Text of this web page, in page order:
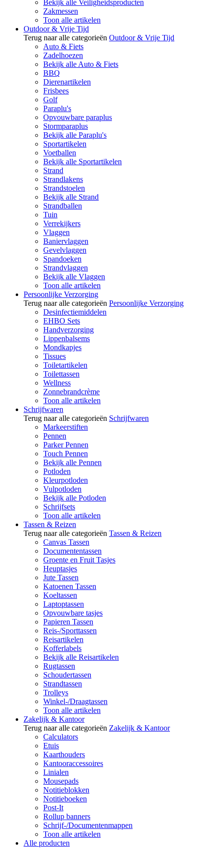
Bekijk alle Veiligheidsproducten
Zakmessen
Toon alle artikelen
Outdoor & Vrije Tijd
Terug naar alle categorieën Outdoor & Vrije Tijd
Auto & Fiets
Zadelhoezen
Bekijk alle Auto & Fiets
BBQ
Dierenartikelen
Frisbees
Golf
Paraplu's
Opvouwbare paraplus
Stormparaplus
Bekijk alle Paraplu's
Sportartikelen
Voetballen
Bekijk alle Sportartikelen
Strand
Strandlakens
Strandstoelen
Bekijk alle Strand
Strandballen
Tuin
Verrekijkers
Vlaggen
Baniervlaggen
Gevelvlaggen
Spandoeken
Strandvlaggen
Bekijk alle Vlaggen
Toon alle artikelen
Persoonlijke Verzorging
Terug naar alle categorieën Persoonlijke Verzorging
Desinfectiemiddelen
EHBO Sets
Handverzorging
Lippenbalsems
Mondkapjes
Tissues
Toiletartikelen
Toilettassen
Wellness
Zonnebrandcrème
Toon alle artikelen
Schrijfwaren
Terug naar alle categorieën Schrijfwaren
Markeerstiften
Pennen
Parker Pennen
Touch Pennen
Bekijk alle Pennen
Potloden
Kleurpotloden
Vulpotloden
Bekijk alle Potloden
Schrijfsets
Toon alle artikelen
Tassen & Reizen
Terug naar alle categorieën Tassen & Reizen
Canvas Tassen
Documententassen
Groente en Fruit Tasjes
Heuptasjes
Jute Tassen
Katoenen Tassen
Koeltassen
Laptoptassen
Opvouwbare tasjes
Papieren Tassen
Reis-/Sporttassen
Reisartikelen
Kofferlabels
Bekijk alle Reisartikelen
Rugtassen
Schoudertassen
Strandtassen
Trolleys
Winkel-/Draagtassen
Toon alle artikelen
Zakelijk & Kantoor
Terug naar alle categorieën Zakelijk & Kantoor
Calculators
Etuis
Kaarthouders
Kantooraccessoires
Linialen
Mousepads
Notitieblokken
Notitieboeken
Post-It
Rollup banners
Schrijf-/Documentenmappen
Toon alle artikelen
Alle producten